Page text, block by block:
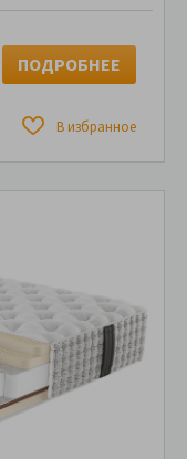
В избранное
ПОДРОБНЕЕ